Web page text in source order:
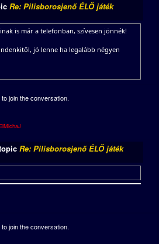
Re: Pilisborosjenő ÉLŐ játék
is már a telefonban, szívesen jönnék!
jó lenne ha legalább négyen
to join the conversation.
Re: Pilisborosjenő ÉLŐ játék
to join the conversation.